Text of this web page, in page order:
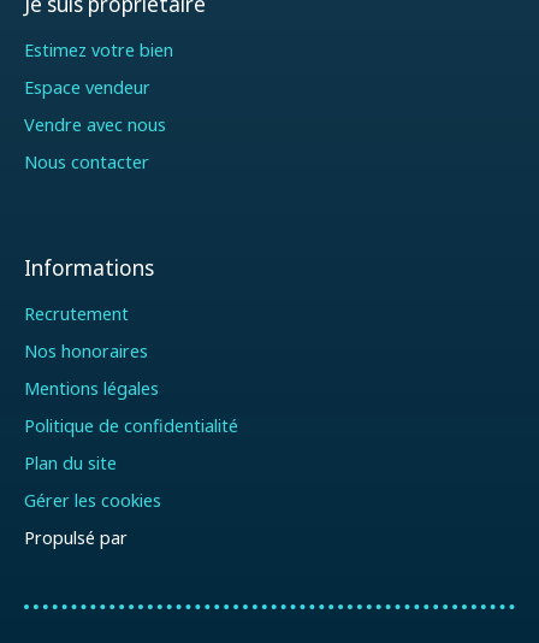
Estimez votre bien
Espace vendeur
Vendre avec nous
Nous contacter
Informations
Recrutement
Nos honoraires
Mentions légales
Politique de confidentialité
Plan du site
Gérer les cookies
Propulsé par